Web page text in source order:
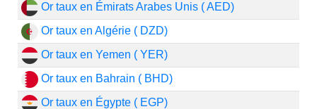
Or taux en Émirats Arabes Unis ( AED)
Or taux en Algérie ( DZD)
Or taux en Yemen ( YER)
Or taux en Bahrain ( BHD)
Or taux en Égypte ( EGP)